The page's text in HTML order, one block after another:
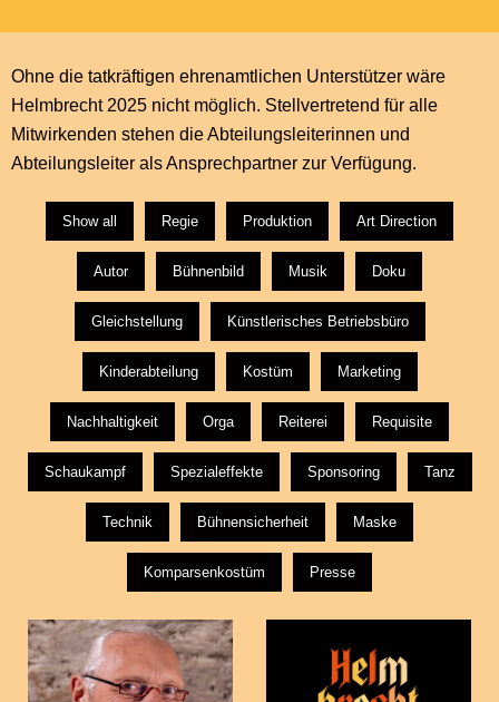
Ohne die tatkräftigen ehrenamtlichen Unterstützer wäre
Helmbrecht 2025 nicht möglich. Stellvertretend für alle
Mitwirkenden stehen die Abteilungsleiterinnen und
Abteilungsleiter als Ansprechpartner zur Verfügung.
Show all Regie Produktion Art Direction
Autor Bühnenbild Musik Doku
Gleichstellung Künstlerisches Betriebsbüro
Kinderabteilung Kostüm Marketing
Nachhaltigkeit Orga Reiterei Requisite
Schaukampf Spezialeffekte Sponsoring Tanz
Technik Bühnensicherheit Maske
Komparsenkostüm Presse